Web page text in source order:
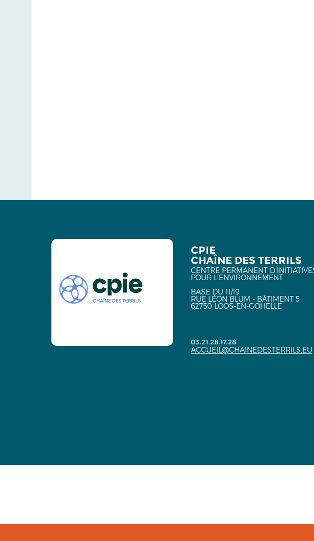
CPIE
CHAÎNE DES TERRILS
CENTRE PERMANENT
POUR L'ENVIRONNEMENT
BASE DU 11/19
RUE LÉON BLUM - BÂTIMENT 5
62750 LOOS-EN-GOHELLE
03.21.28.17.28
ACCUEIL@CHAINEDESTERRILS.EU